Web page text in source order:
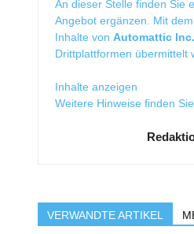
An dieser Stelle finden Sie
Angebot ergänzen. Mit
Inhalte von Automattic
Drittplattformen übermittelt
Inhalte anzeigen
Weitere Hinweise finden
VERWANDTE ARTIKEL